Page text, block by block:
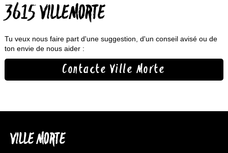
3615 VILLEMORTE
Tu veux nous faire part d'une suggestion, d'un conseil avisé ou de
ton envie de nous aider :
Contacte Ville Morte
VILLE MORTE